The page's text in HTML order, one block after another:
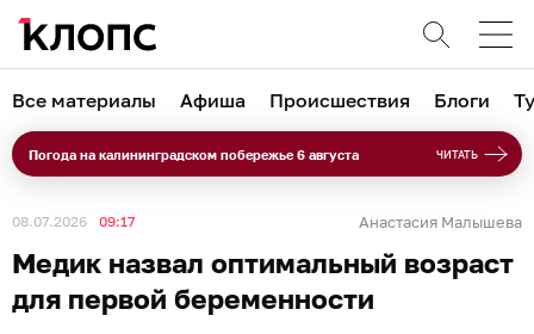
Все материалы Афиша Происшествия Блоги
Погода на калининградском побережье 6 августа ЧИТАТЬ
08.07.2026 09:17 Анастасия Малышева
Медик назвал оптимальный возраст
для первой беременности